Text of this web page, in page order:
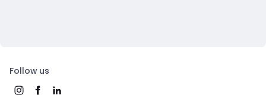
Follow us